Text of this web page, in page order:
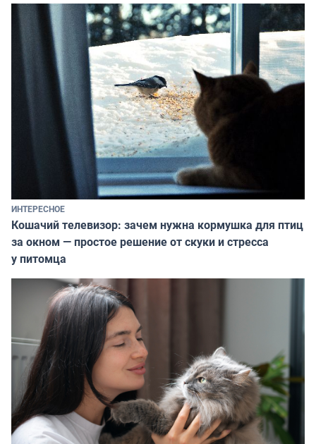
ИНТЕРЕСНОЕ
Кошачий телевизор: зачем нужна кормушка для птиц
за окном — простое решение от скуки и стресса
у питомца